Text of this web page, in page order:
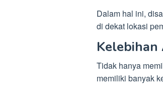
Dalam hal ini,
di dekat lokasi
Kelebihan
Tidak hanya
memiliki banyak